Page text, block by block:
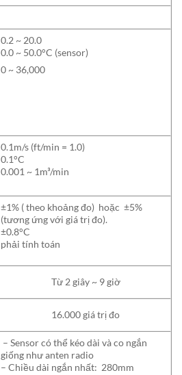
0.2 ~ 20.0
0.0 ~ 50.0°C (sensor)
0 ~ 36,000
0.1m/s (ft/min = 1.0)
0.1°C
0.001 ~ 1m³/min
±1% ( theo khoảng đo) hoặc ±5%
(tương ứng với giá trị đo).
±0.8°C
phải tính toán
Từ 2 giây ~ 9 giờ
16.000 giá trị đo
– Sensor có thể kéo dài và co ngắn
giống như anten radio
– Chiều dài ngắn nhất: 280mm